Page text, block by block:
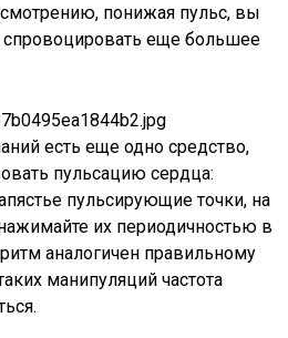
понижая пульс, вы
еще большее
есть еще одно средство,
пульсацию сердца:
пульсирующие точки, на
их периодичностью в
аналогичен правильному
манипуляций частота